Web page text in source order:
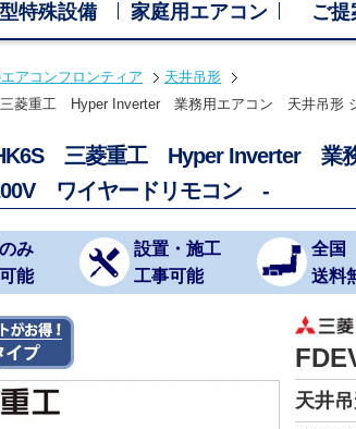
特殊設備 家庭用エアコン ご
アコンフロンティア
天井吊形
菱重工 Hyper Inverter 業務用エアコン 天井吊形
三菱重工 Hyper Inverter 業
ワイヤードリモコン -
み
能
設置・施工
工事可能
全国
送料
天井